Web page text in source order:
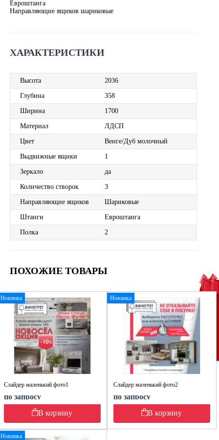
Евроштанга
Направляющие ящиков шариковые
ХАРАКТЕРИСТИКИ
Высота 2036
Глубина 358
Ширина 1700
Материал ЛДСП
Цвет Венге/Дуб молочный
Выдвижные ящики 1
Зеркало да
Количество створок 3
Направляющие ящиков Шариковые
Штанги Евроштанга
Полка 2
ПОХОЖИЕ ТОВАРЫ
Новинка
Слайдер маленький фото1
по запросу
В корзину
Новинка
Слайдер маленький фото2
по запросу
В корзину
Новинка